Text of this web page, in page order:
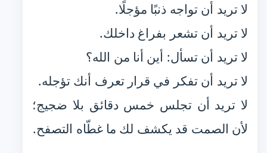
لا تريد أن تواجه ذنبًا مؤجلًا.
لا تريد أن تشعر بفراغ داخلك.
لا تريد أن تسأل: أين أنا من الله؟
لا تريد أن تفكر في قرار تعرف أنك تؤجله.
لا تريد أن تجلس خمس دقائق بلا ضجيج؛
لأن الصمت قد يكشف لك ما غطّاه التصفح.